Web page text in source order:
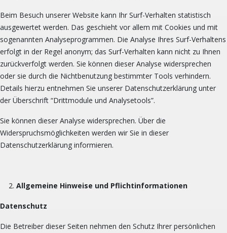
Beim Besuch unserer Website kann Ihr Surf-Verhalten statistisch
ausgewertet werden. Das geschieht vor allem mit Cookies und mit
sogenannten Analyseprogrammen. Die Analyse Ihres Surf-Verhaltens
erfolgt in der Regel anonym; das Surf-Verhalten kann nicht zu Ihnen
zurückverfolgt werden. Sie können dieser Analyse widersprechen
oder sie durch die Nichtbenutzung bestimmter Tools verhindern.
Details hierzu entnehmen Sie unserer Datenschutzerklärung unter
der Überschrift “Drittmodule und Analysetools”.
Sie können dieser Analyse widersprechen. Über die
Widerspruchsmöglichkeiten werden wir Sie in dieser
Datenschutzerklärung informieren.
Allgemeine Hinweise und Pflichtinformationen
Datenschutz
Die Betreiber dieser Seiten nehmen den Schutz Ihrer persönlichen